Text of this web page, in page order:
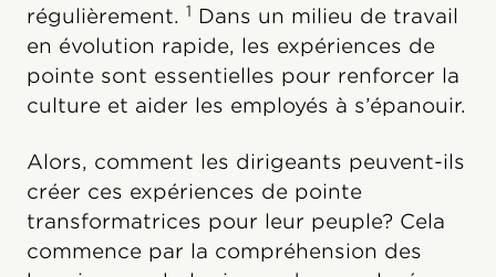
régulièrement. 1 Dans un milieu de travail
en évolution rapide, les expériences de
pointe sont essentielles pour renforcer la
culture et aider les employés à s’épanouir.
Alors, comment les dirigeants peuvent-ils
créer ces expériences de pointe
transformatrices pour leur peuple? Cela
commence par la compréhension des